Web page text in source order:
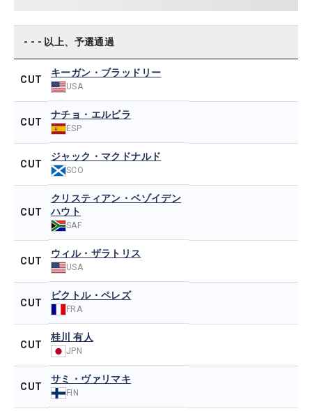
- - - 以上、予選通過
CUT
キーガン・ブラッドリー
USA
CUT
ナチョ・エルビラ
ESP
CUT
ジャック・マクドナルド
SCO
CUT
クリスティアン・ベゾイデン
ハウト
SAF
CUT
ウィル・ザラトリス
USA
CUT
ビクトル・ペレズ
FRA
CUT
桂川 有人
JPN
CUT
サミ・ヴァリマキ
FIN